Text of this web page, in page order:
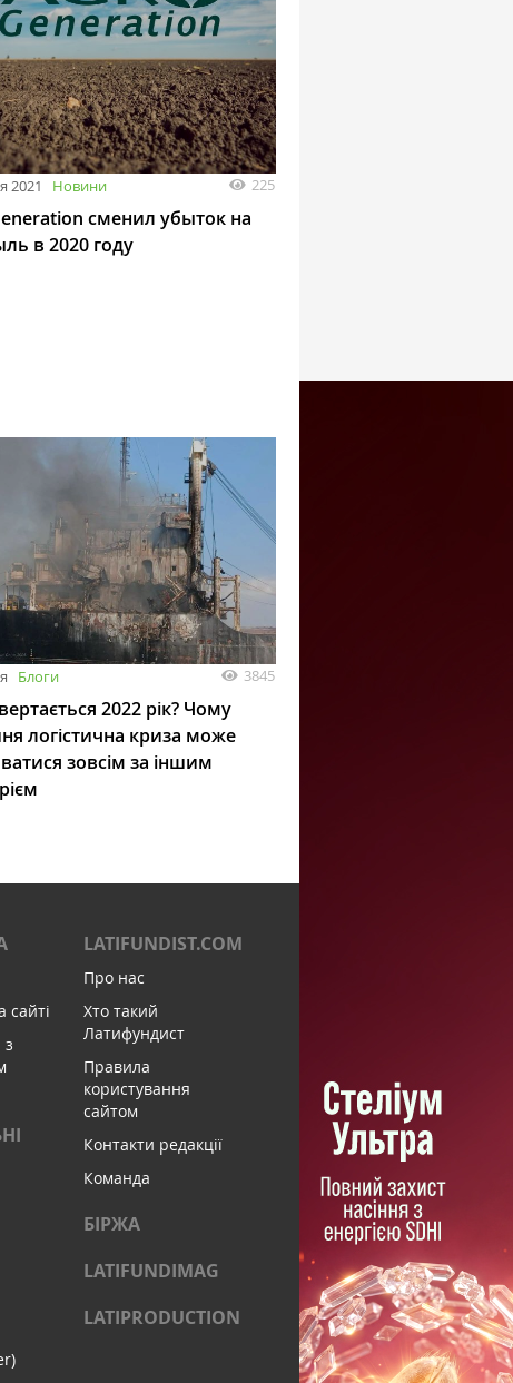
2021 Новини 225
сменил убыток на
в 2020 году
Блоги 3845
2022 рік? Чому
логістична криза може
зовсім за іншим
сайті
з
LATIFUNDIST.COM
Про нас
Хто такий
Латифундист
Правила
користування
сайтом
Контакти редакції
Команда
БІРЖА
LATIFUNDIMAG
LATIPRODUCTION